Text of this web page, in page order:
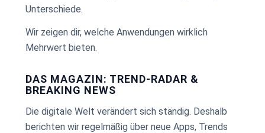
Unterschiede.
Wir zeigen dir, welche Anwendungen wirklich
Mehrwert bieten.
DAS MAGAZIN: TREND-RADAR &
BREAKING NEWS
Die digitale Welt verändert sich ständig. Deshalb
berichten wir regelmäßig über neue Apps, Trends